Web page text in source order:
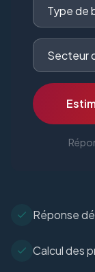
Réponse
Calcul des